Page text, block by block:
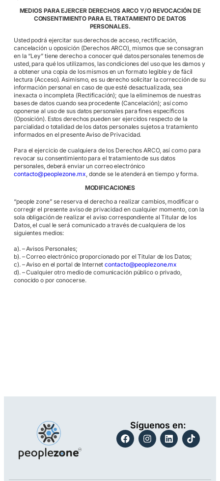
MEDIOS PARA EJERCER DERECHOS ARCO Y/O REVOCACIÓN DE
CONSENTIMIENTO PARA EL TRATAMIENTO DE DATOS
PERSONALES.
Usted podrá ejercitar sus derechos de acceso, rectificación,
cancelación u oposición (Derechos ARCO), mismos que se consagran
en la “Ley” tiene derecho a conocer qué datos personales tenemos de
usted, para qué los utilizamos, las condiciones del uso que les damos y
a obtener una copia de los mismos en un formato legible y de fácil
lectura (Acceso). Asimismo, es su derecho solicitar la corrección de su
información personal en caso de que esté desactualizada, sea
inexacta o incompleta (Rectificación); que la eliminemos de nuestras
bases de datos cuando sea procedente (Cancelación); así como
oponerse al uso de sus datos personales para fines específicos
(Oposición). Estos derechos pueden ser ejercidos respecto de la
parcialidad o totalidad de los datos personales sujetos a tratamiento
informados en el presente Aviso de Privacidad.
Para el ejercicio de cualquiera de los Derechos ARCO, así como para
revocar su consentimiento para el tratamiento de sus datos
personales, deberá enviar un correo electrónico
contacto@peoplezone.mx, donde se le atenderá en tiempo y forma.
MODIFICACIONES
“people zone” se reserva el derecho a realizar cambios, modificar o
corregir el presente aviso de privacidad en cualquier momento, con la
sola obligación de realizar el aviso correspondiente al Titular de los
Datos, el cual le será comunicado a través de cualquiera de los
siguientes medios:
a). – Avisos Personales;
b). – Correo electrónico proporcionado por el Titular de los Datos;
c). – Aviso en el portal de Internetcontacto@peoplezone.mx
d). – Cualquier otro medio de comunicación público o privado,
conocido o por conocerse.
Síguenos en: